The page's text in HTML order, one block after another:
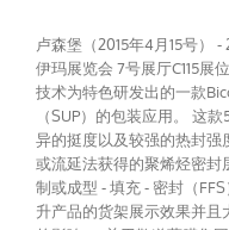
卢森堡（2015年4月15号） -
伊玛展览会 7号展厅C115展
技术为特色研发出的一款
（SUP）的包装应用。 这
异的挺度以及较强的热封强
或流延法获得的聚烯烃密封
制或成型 - 填充 - 密封（
升产品的货架展示效果并